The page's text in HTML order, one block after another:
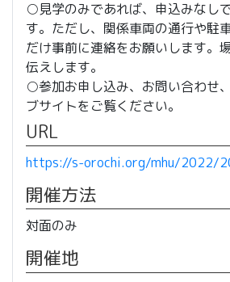
○見学のみであれば、申込みなし
す。ただし、関係車両の通行や駐
だけ事前に連絡をお願いします。
伝えします。
○参加お申し込み、お問い合わせ
ブサイトをご覧ください。
URL
https://s-orochi.org/mhu/2022/
開催方法
対面のみ
開催地